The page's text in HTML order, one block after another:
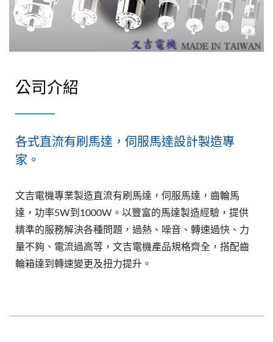
公司介紹
各式直流有刷馬達，伺服馬達設計製造專
家。
文吉電機專業製造直流有刷馬達，伺服馬達‎，齒輪馬
達，功率5W到1000W。以豐富的馬達製造經驗，提供
精準的服務解決各種問題，過熱、噪音、轉速過快、力
量不夠、電流過高等，文吉電機產品規格齊全，搭配齒
輪箱達到轉速變更及扭力提升。